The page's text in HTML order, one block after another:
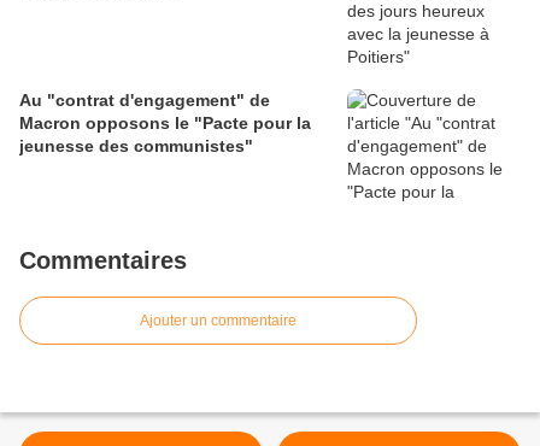
Au "contrat d'engagement" de
Macron opposons le "Pacte pour la
jeunesse des communistes"
Commentaires
Ajouter un commentaire